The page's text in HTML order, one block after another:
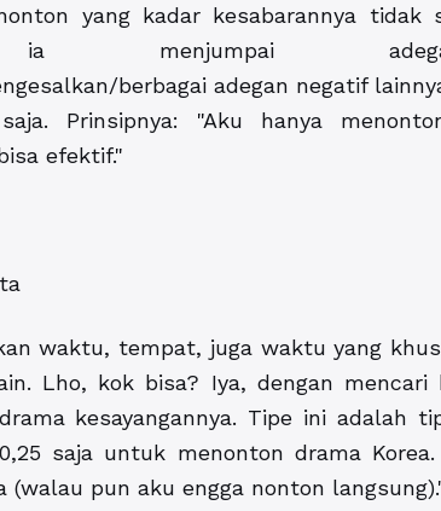
yang kadar kesabarannya tidak
menjumpai
berbagai adegan negatif
Prinsipnya: "Aku hanya
efektif."
waktu, tempat, juga waktu yang
Lho, kok bisa? Iya, dengan mencari
kesayangannya. Tipe ini adalah
saja untuk menonton drama Korea.
pun aku engga nonton